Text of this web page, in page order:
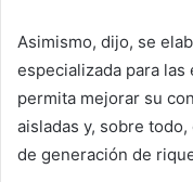
Asimismo, dijo, se
especializada para
permita mejorar su
aisladas y, sobre
de generación de